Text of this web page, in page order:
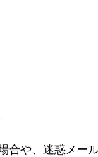
合や、迷惑メー